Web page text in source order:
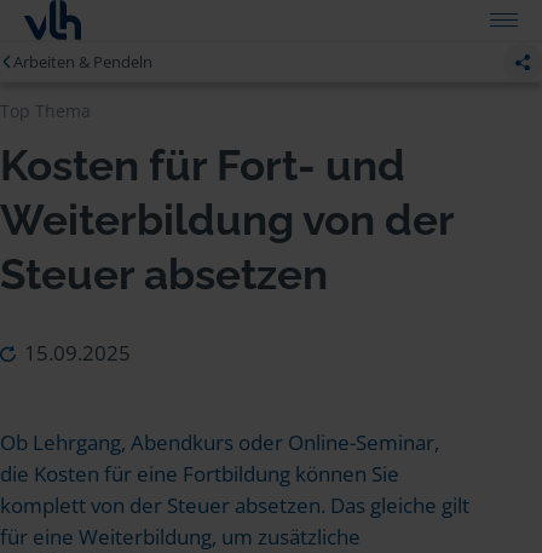
Arbeiten & Pendeln
Top Thema
Kosten für Fort- und
Weiterbildung von der
Steuer absetzen
15.09.2025
Ob Lehrgang, Abendkurs oder Online-Seminar,
die Kosten für eine Fortbildung können Sie
komplett von der Steuer absetzen. Das gleiche gilt
für eine Weiterbildung, um zusätzliche